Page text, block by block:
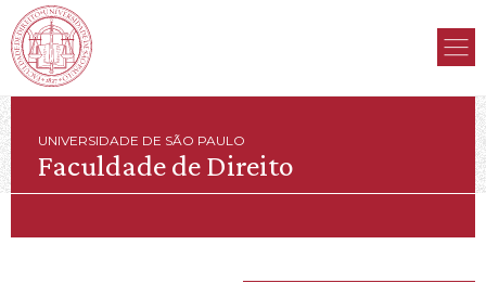
UNIVERSIDADE DE SÃO PAULO
Faculdade de Direito